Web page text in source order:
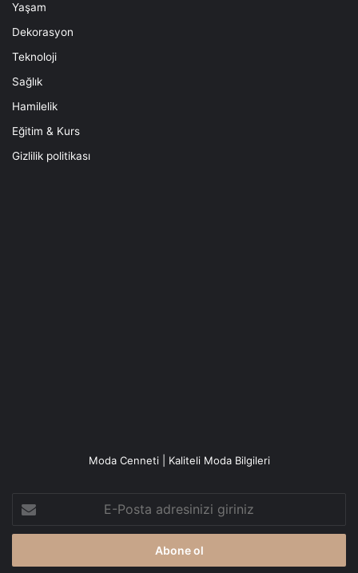
Yaşam
Dekorasyon
Teknoloji
Sağlık
Hamilelik
Eğitim & Kurs
Gizlilik politikası
Moda Cenneti | Kaliteli Moda Bilgileri
Posta
adresinizi